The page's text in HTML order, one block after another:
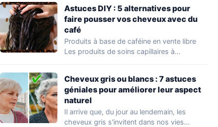
Astuces DIY : 5 alternatives pour
faire pousser vos cheveux avec du
café
Produits à base de caféine en vente libre
Les produits de soins capillaires à…
Cheveux gris ou blancs : 7 astuces
géniales pour améliorer leur aspect
naturel
Il arrive que, du jour au lendemain, les
cheveux gris s'invitent dans nos vies…